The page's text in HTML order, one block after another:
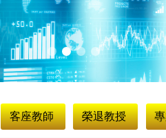
客座教師 榮退教授